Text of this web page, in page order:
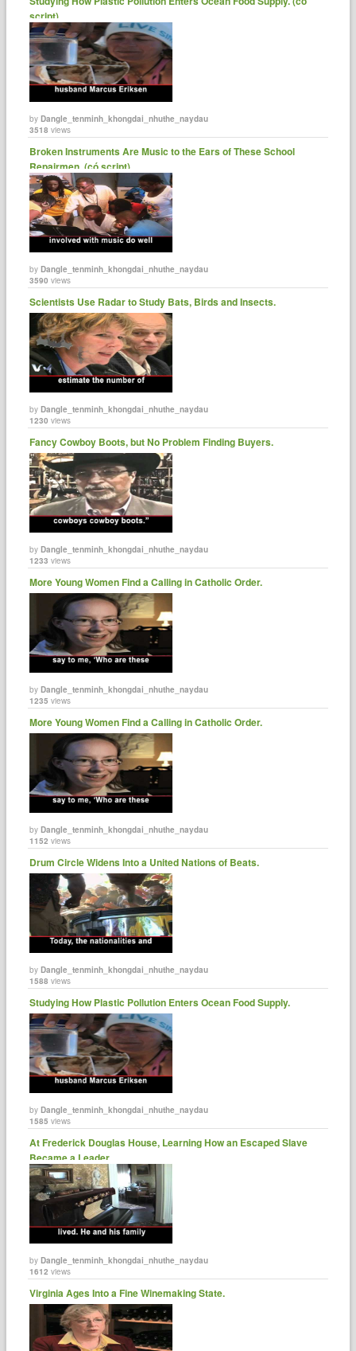
script)
byDangle_tenminh_khongdai_nhuthe_naydau
3518 views
Broken Instruments Are Music to the Ears of These School
Repairmen. (có script)
byDangle_tenminh_khongdai_nhuthe_naydau
3590 views
Scientists Use Radar to Study Bats, Birds and Insects.
byDangle_tenminh_khongdai_nhuthe_naydau
1230 views
Fancy Cowboy Boots, but No Problem Finding Buyers.
byDangle_tenminh_khongdai_nhuthe_naydau
1233 views
More Young Women Find a Calling in Catholic Order.
byDangle_tenminh_khongdai_nhuthe_naydau
1235 views
More Young Women Find a Calling in Catholic Order.
byDangle_tenminh_khongdai_nhuthe_naydau
1152 views
Drum Circle Widens Into a United Nations of Beats.
byDangle_tenminh_khongdai_nhuthe_naydau
1588 views
Studying How Plastic Pollution Enters Ocean Food Supply.
byDangle_tenminh_khongdai_nhuthe_naydau
1585 views
At Frederick Douglas House, Learning How an Escaped Slave
Became a Leader.
byDangle_tenminh_khongdai_nhuthe_naydau
1612 views
Virginia Ages Into a Fine Winemaking State.